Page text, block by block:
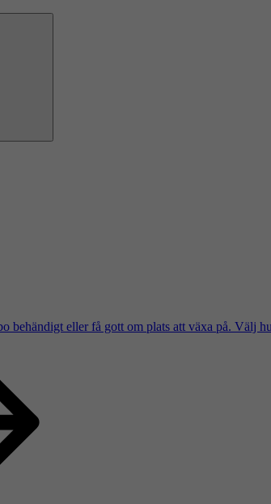
behändigt eller få gott om plats att växa på. Välj